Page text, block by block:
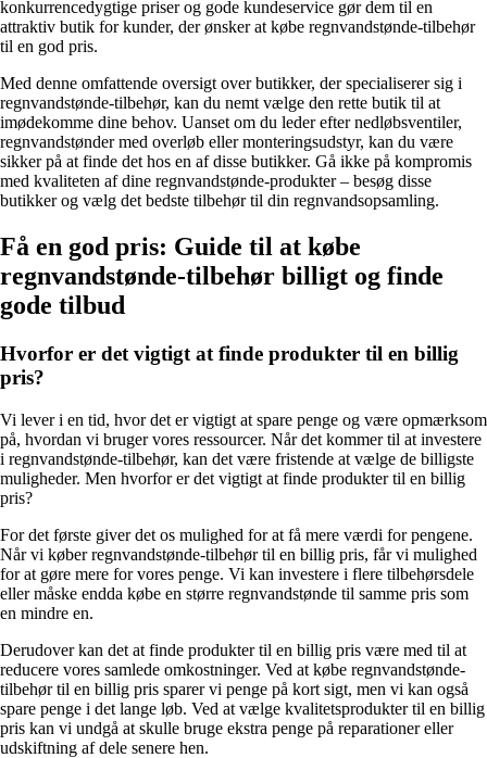
konkurrencedygtige priser og gode kundeservice gør dem til en
attraktiv butik for kunder, der ønsker at købe regnvandstønde-tilbehør
til en god pris.
Med denne omfattende oversigt over butikker, der specialiserer sig i
regnvandstønde-tilbehør, kan du nemt vælge den rette butik til at
imødekomme dine behov. Uanset om du leder efter nedløbsventiler,
regnvandstønder med overløb eller monteringsudstyr, kan du være
sikker på at finde det hos en af disse butikker. Gå ikke på kompromis
med kvaliteten af dine regnvandstønde-produkter – besøg disse
butikker og vælg det bedste tilbehør til din regnvandsopsamling.
Få en god pris: Guide til at købe
regnvandstønde-tilbehør billigt og finde
gode tilbud
Hvorfor er det vigtigt at finde produkter til en billig
pris?
Vi lever i en tid, hvor det er vigtigt at spare penge og være opmærksom
på, hvordan vi bruger vores ressourcer. Når det kommer til at investere
i regnvandstønde-tilbehør, kan det være fristende at vælge de billigste
muligheder. Men hvorfor er det vigtigt at finde produkter til en billig
pris?
For det første giver det os mulighed for at få mere værdi for pengene.
Når vi køber regnvandstønde-tilbehør til en billig pris, får vi mulighed
for at gøre mere for vores penge. Vi kan investere i flere tilbehørsdele
eller måske endda købe en større regnvandstønde til samme pris som
en mindre en.
Derudover kan det at finde produkter til en billig pris være med til at
reducere vores samlede omkostninger. Ved at købe regnvandstønde-
tilbehør til en billig pris sparer vi penge på kort sigt, men vi kan også
spare penge i det lange løb. Ved at vælge kvalitetsprodukter til en billig
pris kan vi undgå at skulle bruge ekstra penge på reparationer eller
udskiftning af dele senere hen.